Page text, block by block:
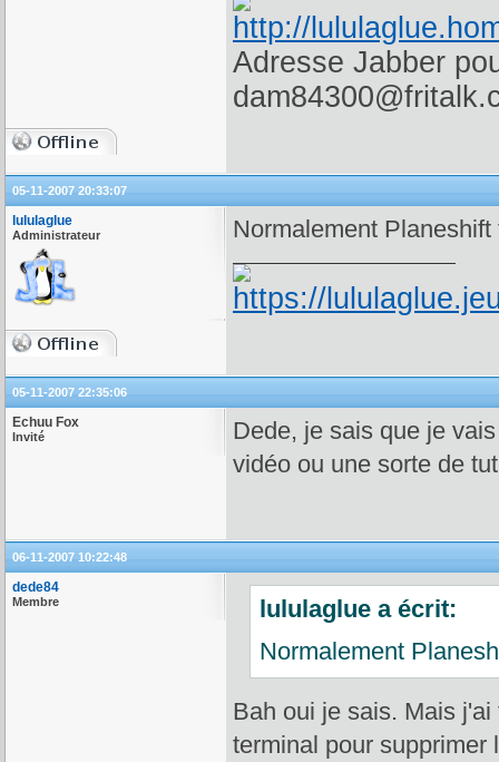
Adresse Jabber
05-11-2007 20:33:07
lululaglue
Administrateur Normalement
05-11-2007 22:35:06
Echuu Fox
Invité
Dede, je sais que je
vidéo ou une sorte de
06-11-2007 10:22:48
dede84
Membre
lululaglue a écrit:
Normalement
Bah oui je sais. Mais
terminal pour supprimer